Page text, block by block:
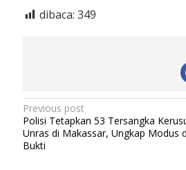
a
n
j
i
dibaca: 349
P
o
s
Previous post
Polisi Tetapkan 53 Tersangka
Unras di Makassar, Ungkap Modus
Bukti